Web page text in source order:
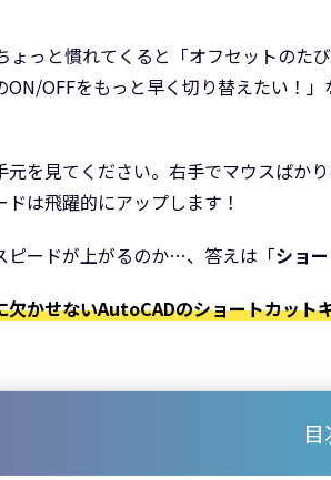
ょっと慣れてくると「オフセットのた
ON/OFFをもっと早く切り替えたい！
元を見てください。右手でマウスばか
は飛躍的にアップします！
ピードが上がるのか…、答えは「ショ
欠かせないAutoCADのショートカット